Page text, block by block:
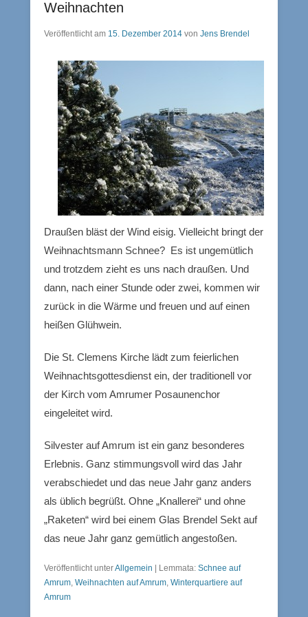
Weihnachten
Veröffentlicht am 15. Dezember 2014 von Jens Brendel
Draußen bläst der Wind eisig. Vielleicht bringt der
Weihnachtsmann Schnee? Es ist ungemütlich
und trotzdem zieht es uns nach draußen. Und
dann, nach einer Stunde oder zwei, kommen wir
zurück in die Wärme und freuen und auf einen
heißen Glühwein.
Die St. Clemens Kirche lädt zum feierlichen
Weihnachtsgottesdienst ein, der traditionell vor
der Kirch vom Amrumer Posaunenchor
eingeleitet wird.
Silvester auf Amrum ist ein ganz besonderes
Erlebnis. Ganz stimmungsvoll wird das Jahr
verabschiedet und das neue Jahr ganz anders
als üblich begrüßt. Ohne „Knallerei“ und ohne
„Raketen“ wird bei einem Glas Brendel Sekt auf
das neue Jahr ganz gemütlich angestoßen.
Veröffentlicht unterAllgemein Lemmata: Schnee auf
Amrum, Weihnachten auf Amrum, Winterquartiere auf
Amrum